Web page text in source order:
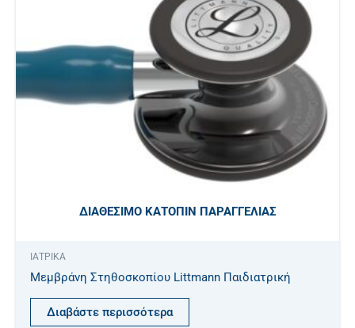
ΔΙΑΘΈΣΙΜΟ ΚΑΤΌΠΙΝ ΠΑΡΑΓΓΕΛΊΑΣ
ΙΑΤΡΙΚΑ
Μεμβράνη Στηθοσκοπίου Littmann Παιδιατρική
Διαβάστε περισσότερα